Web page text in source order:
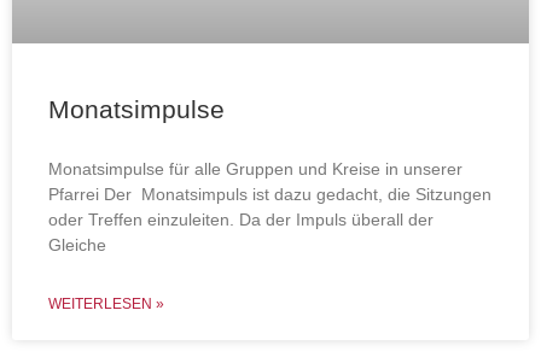
Monatsimpulse
Monatsimpulse für alle Gruppen und Kreise in unserer
Pfarrei Der Monatsimpuls ist dazu gedacht, die Sitzungen
oder Treffen einzuleiten. Da der Impuls überall der
Gleiche
WEITERLESEN »